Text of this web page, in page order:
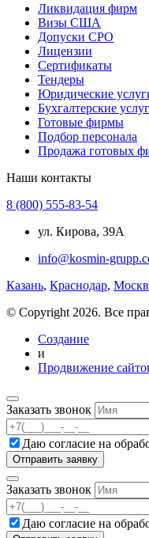
Ликвидация фирм
Визы США
Допуски СРО
Лицензии
Сертификаты
Тендеры
Юридические
Бухгалтерские
Готовые фирмы
Подбор персонала
Продажа готовых
Наши контакты
8 (800) 555-83-54
ул. Кирова, 39А
info@kosmin-
Казань, Краснодар,
© Copyright 2026. Все
Создание
и
Продвижение
Заказать звонок
Даю согласие на
Заказать звонок
Даю согласие на